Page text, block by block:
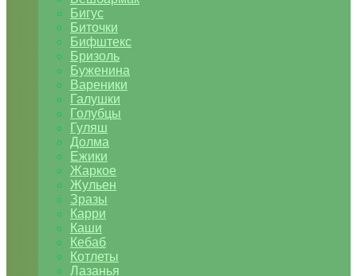
Бигус
Биточки
Бифштекс
Бризоль
Буженина
Вареники
Галушки
Голубцы
Гуляш
Долма
Ежики
Жаркое
Жульен
Зразы
Карри
Каши
Кебаб
Котлеты
Лазанья